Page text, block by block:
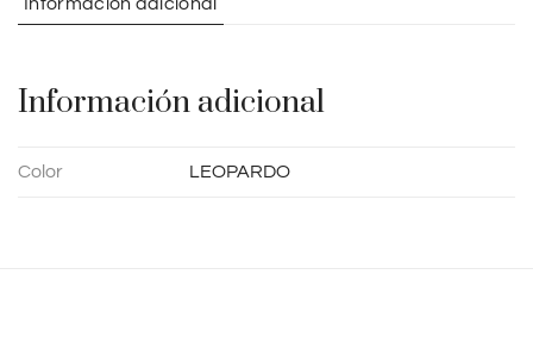
i
e
Información adicional
Información adicional
Color LEOPARDO